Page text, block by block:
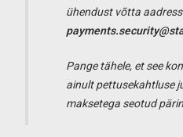
ühendust võtta
Pange tähele, et see
ainult pettusekahtluse
maksetega seotud